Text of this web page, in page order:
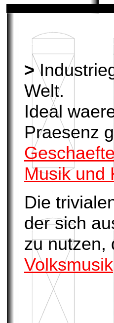
>
Welt.
Ideal
Praesenz
Musik und
Die
der sich
zu nutzen,
Volksmusik